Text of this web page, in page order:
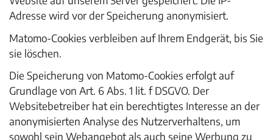
Adresse wird vor der Speicherung anonymisiert.
Matomo-Cookies verbleiben auf Ihrem Endgerät, bis Sie
sie löschen.
Die Speicherung von Matomo-Cookies erfolgt auf
Grundlage von Art. 6 Abs. 1 lit. f DSGVO. Der
Websitebetreiber hat ein berechtigtes Interesse an der
anonymisierten Analyse des Nutzerverhaltens, um
sowohl sein Webangebot als auch seine Werbung zu